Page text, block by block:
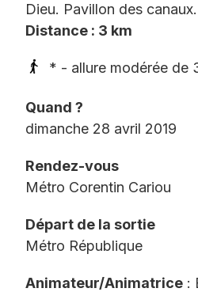
Dieu. Pavillon des
Distance : 3 km
* - allure modérée de
Quand ?
dimanche 28 avril 2019
Rendez-vous
Métro Corentin Cariou
Départ de la sortie
Métro République
Animateur/Animatrice :